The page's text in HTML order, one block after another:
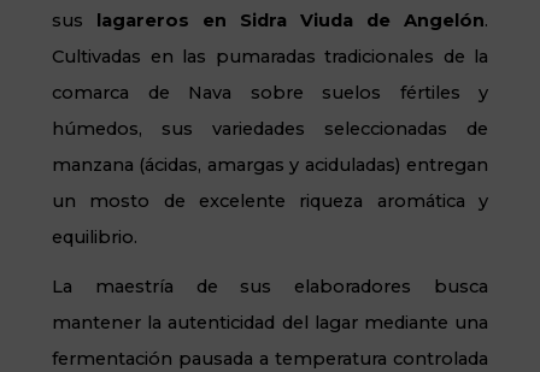
sus lagareros en Sidra Viuda de Angelón.
Cultivadas en las pumaradas tradicionales de la
comarca de Nava sobre suelos fértiles y
húmedos, sus variedades seleccionadas de
manzana (ácidas, amargas y aciduladas) entregan
un mosto de excelente riqueza aromática y
equilibrio.
La maestría de sus elaboradores busca
mantener la autenticidad del lagar mediante una
fermentación pausada a temperatura controlada